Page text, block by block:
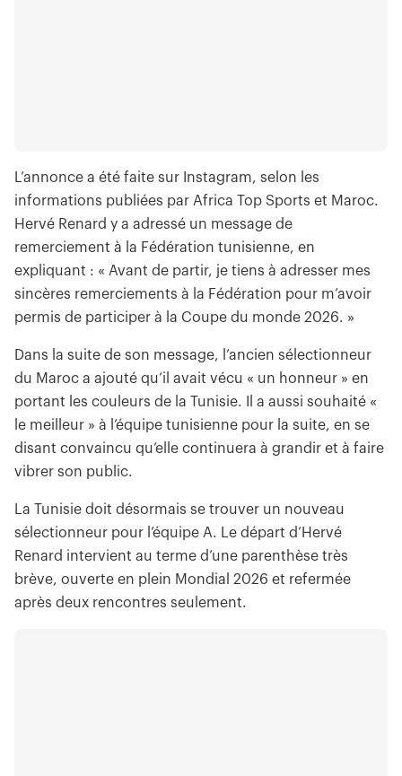
L’annonce a été faite sur Instagram, selon les
informations publiées par Africa Top Sports et Maroc.
Hervé Renard y a adressé un message de
remerciement à la Fédération tunisienne, en
expliquant : « Avant de partir, je tiens à adresser mes
sincères remerciements à la Fédération pour m’avoir
permis de participer à la Coupe du monde 2026. »
Dans la suite de son message, l’ancien sélectionneur
du Maroc a ajouté qu’il avait vécu « un honneur » en
portant les couleurs de la Tunisie. Il a aussi souhaité «
le meilleur » à l’équipe tunisienne pour la suite, en se
disant convaincu qu’elle continuera à grandir et à faire
vibrer son public.
La Tunisie doit désormais se trouver un nouveau
sélectionneur pour l’équipe A. Le départ d’Hervé
Renard intervient au terme d’une parenthèse très
brève, ouverte en plein Mondial 2026 et refermée
après deux rencontres seulement.